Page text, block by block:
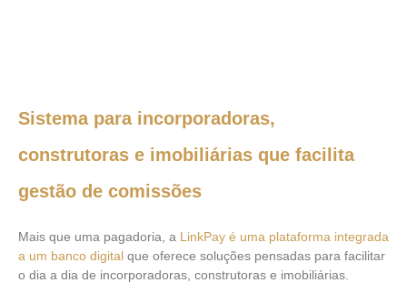
Sistema para incorporadoras,
construtoras e imobiliárias que facilita
gestão de comissões
Mais que uma pagadoria, a LinkPay é uma plataforma integrada
a um banco digital que oferece soluções pensadas para facilitar
o dia a dia de incorporadoras, construtoras e imobiliárias.